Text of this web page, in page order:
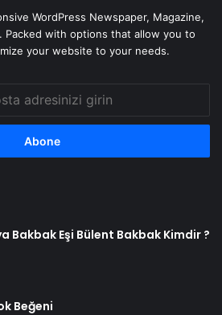
WordPress Newspaper, Magazine,
Packed with options that allow you to
your website to your needs.
Bakbak Eşi Bülent Bakbak Kimdir ?
Beğeni